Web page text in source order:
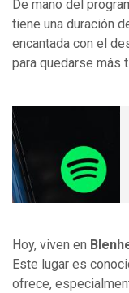
De mano del
tiene una duración
encantada con el
para quedarse más
Hoy, viven en
Este lugar es
ofrece,